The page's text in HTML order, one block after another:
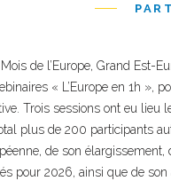
de l’Europe, Grand Est-
« L’Europe en 1h »,
Trois sessions ont eu lieu
plus de 200 participants
de son
pour 2026, ainsi que de son